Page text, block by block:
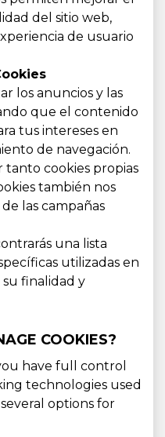
del sitio web,
de usuario
los anuncios y las
que el contenido
tus intereses en
de navegación.
tanto cookies propias
también nos
las campañas
una lista
utilizadas en
finalidad y
COOKIES?
have full control
technologies used
options for